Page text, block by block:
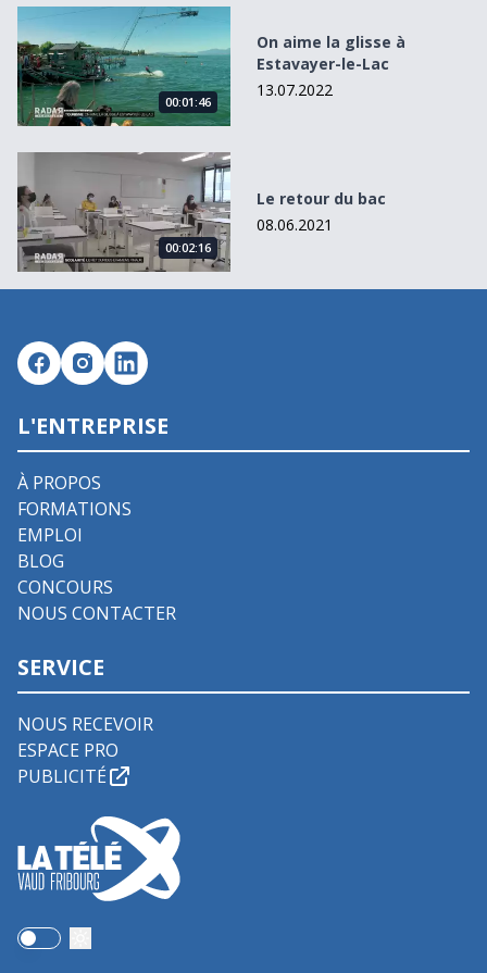
On aime la glisse à Estavayer-le-Lac
00:01:46
On aime la glisse à
Estavayer-le-Lac
13.07.2022
Le retour du bac
00:02:16
Le retour du bac
08.06.2021
L'ENTREPRISE
À PROPOS
FORMATIONS
EMPLOI
BLOG
CONCOURS
NOUS CONTACTER
SERVICE
NOUS RECEVOIR
ESPACE PRO
PUBLICITÉ
Use setting